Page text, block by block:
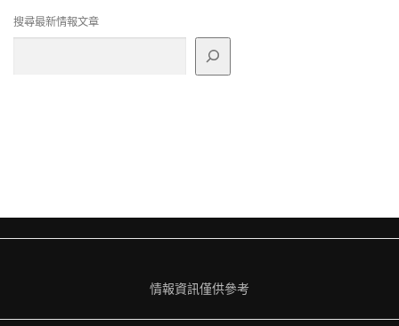
搜尋最新情報文章
情報資訊僅供參考